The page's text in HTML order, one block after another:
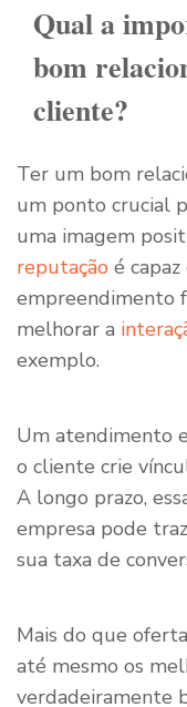
Qual a
bom
cliente?
Ter um bom
um ponto crucial
uma imagem
reputação é
empreendimento
melhorar a
exemplo.
Um atendimento
o cliente crie
A longo prazo,
empresa pode
sua taxa de
Mais do que
até mesmo os
verdadeiramente